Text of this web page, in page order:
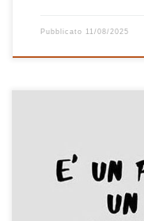
Pubblicato 11/08/2025
E’ un po’ tutto un casino
che è sempre un buon
queste canzoni in una
per diverse giorni, ho